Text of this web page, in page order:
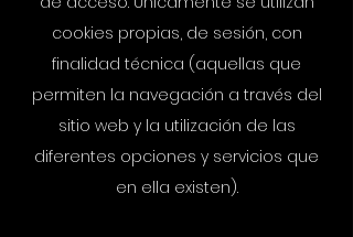
cookies propias, de sesión, con
finalidad técnica (aquellas que
permiten la navegación a través del
sitio web y la utilización de las
diferentes opciones y servicios que
en ella existen).